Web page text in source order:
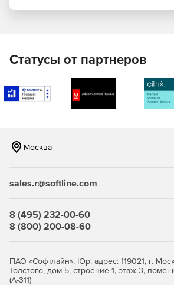
ошибок, интеграция с RaptorXML.
Полная поддержка XML Schema 1.1.
поддержка XPath 3.0.
разработки Visual Studio и Eclipse.
Редактор DTD и конвертер DTD-схем.
таксономии (редактор только в
Статусы от партнеров
Москва
sales.r@softline.com
8 (495) 232-00-60
8 (800) 200-08-60
ПАО «Софтлайн». Юр. адрес: 119021, г.
Толстого, дом 5, строение 1, этаж 3,
(А-311)